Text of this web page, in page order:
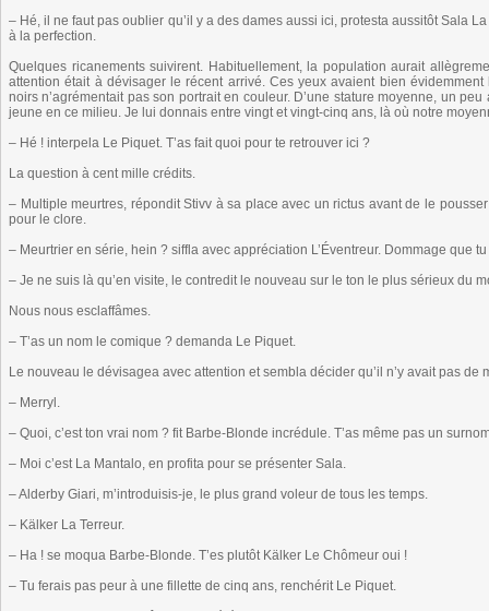
– Hé, il ne faut pas oublier qu’il y a des dames aussi ici, protesta aussitôt Sala
à la perfection.
Quelques ricanements suivirent. Habituellement, la population aurait
attention était à dévisager le récent arrivé. Ces yeux avaient bien
noirs n’agrémentait pas son portrait en couleur. D’une stature moyenne, un
jeune en ce milieu. Je lui donnais entre vingt et vingt-cinq ans, là où notre
– Hé ! interpela Le Piquet. T’as fait quoi pour te retrouver ici ?
La question à cent mille crédits.
– Multiple meurtres, répondit Stivv à sa place avec un rictus avant de le
pour le clore.
– Meurtrier en série, hein ? siffla avec appréciation L’Éventreur. Dommage que
– Je ne suis là qu’en visite, le contredit le nouveau sur le ton le plus sérieux du
Nous nous esclaffâmes.
– T’as un nom le comique ? demanda Le Piquet.
Le nouveau le dévisagea avec attention et sembla décider qu’il n’y avait pas de
– Merryl.
– Quoi, c’est ton vrai nom ? fit Barbe-Blonde incrédule. T’as même pas un
– Moi c’est La Mantalo, en profita pour se présenter Sala.
– Alderby Giari, m’introduisis-je, le plus grand voleur de tous les temps.
– Kälker La Terreur.
– Ha ! se moqua Barbe-Blonde. T’es plutôt Kälker Le Chômeur oui !
– Tu ferais pas peur à une fillette de cinq ans, renchérit Le Piquet.